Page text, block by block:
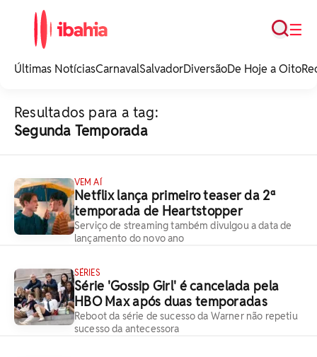
noticias e
☰
Busca
Últimas NotíciasCarnavalSalvadorDiversãoDe Hoje a Oito
Resultados para a tag:
Segunda Temporada
VEM AÍ
Netflix lança primeiro teaser da 2ª
temporada de Heartstopper
Serviço de streaming também divulgou a data de
lançamento do novo ano
SÉRIES
Série 'Gossip Girl' é cancelada pela
HBO Max após duas temporadas
Reboot da série de sucesso da Warner não repetiu
sucesso da antecessora